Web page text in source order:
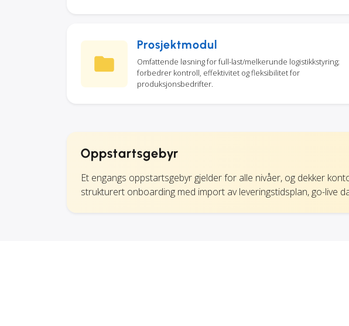
Prosjektmodul
Omfattende løsning for full-last/melkerunde logistikkstyring;
forbedrer kontroll, effektivitet og fleksibilitet for
produksjonsbedrifter.
Oppstartsgebyr
Et engangs oppstartsgebyr gjelder for alle nivåer, og dekker
strukturert onboarding med import av leveringstidsplan, go-live